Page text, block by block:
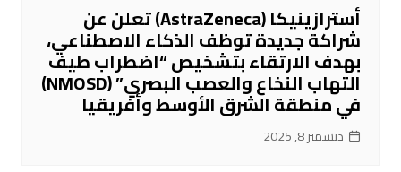
أسترازينيكا (AstraZeneca) تعلن عن
شراكة جديدة توظف الذكاء الاصطناعي،
بهدف الارتقاء بتشخيص “اضطراب طيف
التهاب النخاع والعصب البصري” (NMOSD)
في منطقة الشرق الأوسط وأفريقيا
ديسمبر 8, 2025